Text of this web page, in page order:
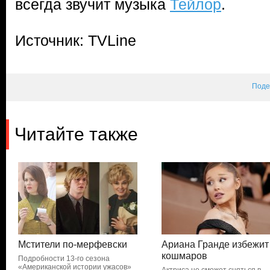
всегда звучит музыка Тейлор.
Источник: TVLine
Читайте также
Мстители по-мерфевски
Подробности 13-го сезона
«Американской истории ужасов»
Ариана Гранде избежит
кошмаров